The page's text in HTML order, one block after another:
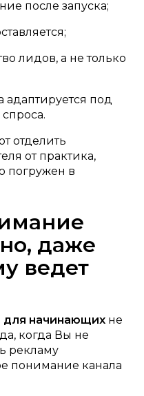
после запуска;
лидов, а не только
адаптируется под
отделить
от практика,
погружен в
даже
ведет
для начинающих не
когда Вы не
рекламу
понимание канала